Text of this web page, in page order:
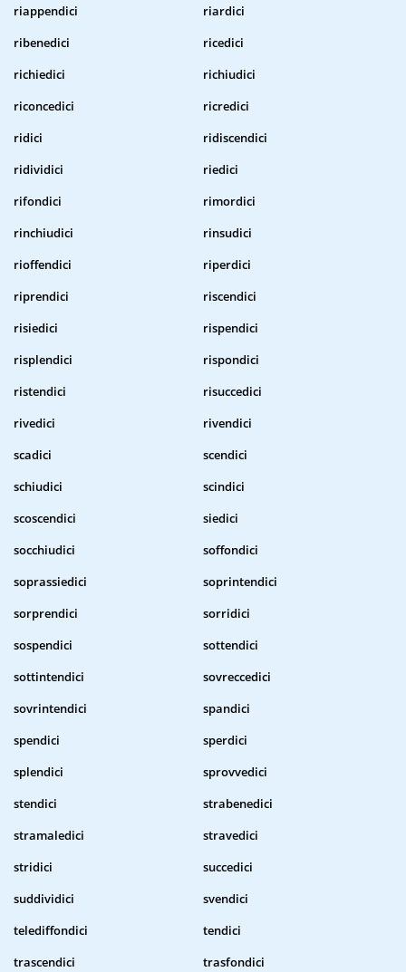
riappendici
riardici
ribenedici
ricedici
richiedici
richiudici
riconcedici
ricredici
ridici
ridiscendici
ridividici
riedici
rifondici
rimordici
rinchiudici
rinsudici
rioffendici
riperdici
riprendici
riscendici
risiedici
rispendici
risplendici
rispondici
ristendici
risuccedici
rivedici
rivendici
scadici
scendici
schiudici
scindici
scoscendici
siedici
socchiudici
soffondici
soprassiedici
soprintendici
sorprendici
sorridici
sospendici
sottendici
sottintendici
sovreccedici
sovrintendici
spandici
spendici
sperdici
splendici
sprovvedici
stendici
strabenedici
stramaledici
stravedici
stridici
succedici
suddividici
svendici
telediffondici
tendici
trascendici
trasfondici